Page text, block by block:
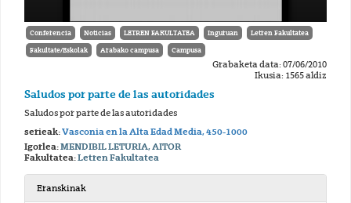
Conferencia Noticias LETREN FAKULTATEA Inguruan Letren Fakultatea
Fakultate/Eskolak Arabako campusa Campusa
Grabaketa data: 07/06/2010
Ikusia: 1565 aldiz
Saludos por parte de las autoridades
Saludos por parte de las autoridades
serieak:Vasconia en la Alta Edad Media, 450-1000
Igorlea:MENDIBIL LETURIA, AITOR
Fakultatea:Letren Fakultatea
Eranskinak